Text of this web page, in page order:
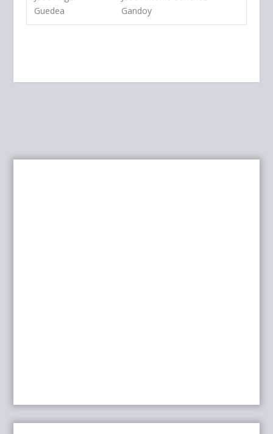
Guedea
Gandoy